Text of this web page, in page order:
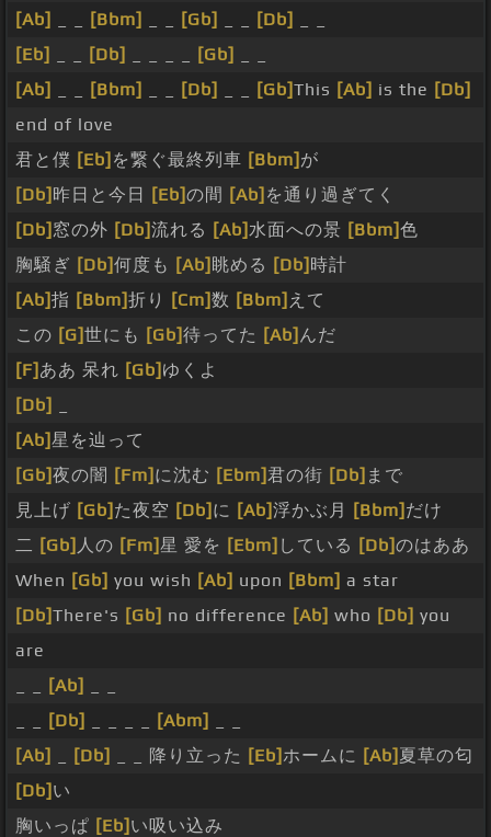
[Ab]
[Bbm] [Gb] [Db]
[Eb]
[Db] [Gb]
[Ab]
[Bbm] [Db] [Gb]This [Ab] is the [Db]
end of love
君と僕 [Eb] を繋ぐ最終列車 [Bbm] が
[Db] 昨日と今日 [Eb]の間 [Ab] を通り過ぎてく
[Db] 窓の外 [Db]流れる [Ab]水面への景 [Bbm]色
胸騒ぎ [Db]何度も [Ab] 眺める [Db] 時計
[Ab]指 [Bbm]折り [Cm]数 [Bbm] えて
この [G]世にも [Gb]待ってた [Ab] んだ
[F] ああ 呆れ [Gb] ゆくよ
[Db]
[Ab]星を辿って
[Gb]夜の闇 [Fm] に沈む [Ebm]君の街 [Db] まで
見上げ [Gb] た夜空 [Db] に [Ab]浮かぶ月 [Bbm] だけ
二 [Gb] 人の [Fm]星 愛を [Ebm] している [Db]のはああ
When [Gb] you wish [Ab] upon [Bbm] a star
[Db]There's [Gb] no difference [Ab] who [Db] you
are
[Ab]
[Db] [Abm]
[Ab]
[Db] _ _ 降り立った [Eb] ホームに [Ab] 夏草の匂
[Db] い
胸いっぱ [Eb] い吸い込み